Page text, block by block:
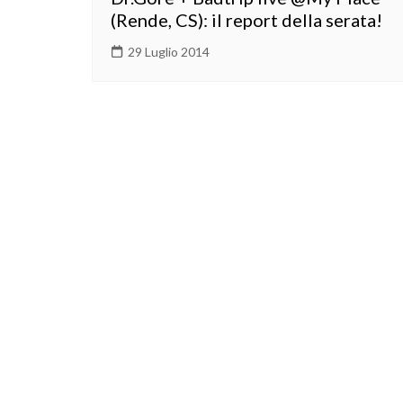
(Rende, CS): il report della serata!
29 Luglio 2014